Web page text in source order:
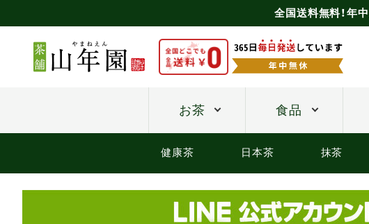
全国送料無料！年
お茶 食品
健康茶 日本茶 抹茶